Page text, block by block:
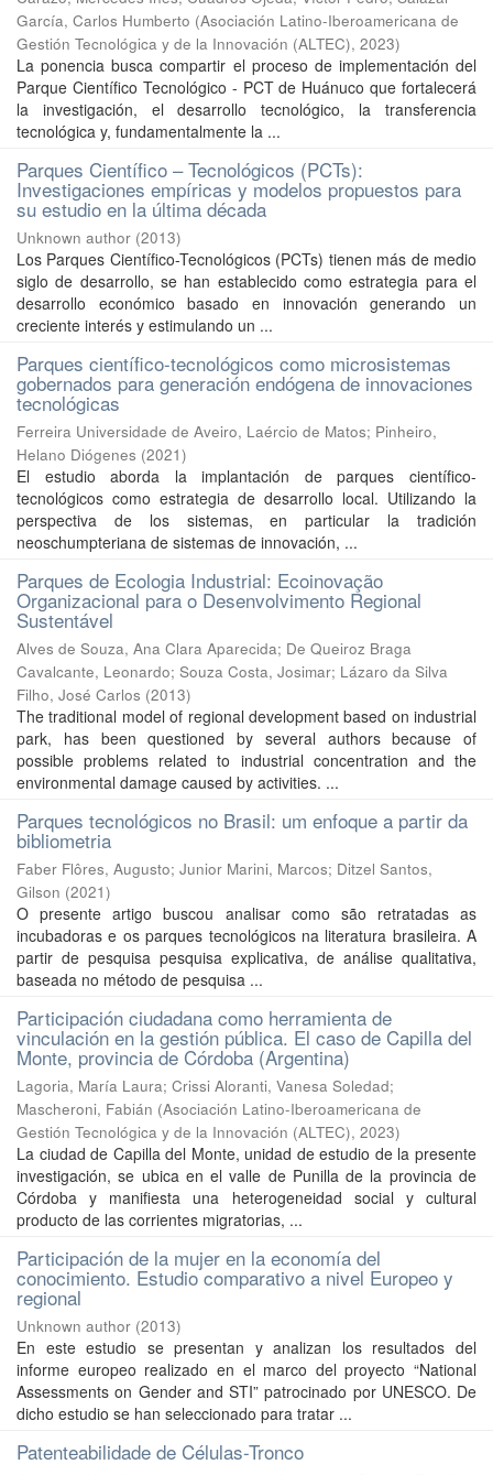
García, Carlos Humberto (Asociación Latino-Iberoamericana de
Gestión Tecnológica y de la Innovación (ALTEC), 2023)
La ponencia busca compartir el proceso de implementación del
Parque Científico Tecnológico - PCT de Huánuco que fortalecerá
la investigación, el desarrollo tecnológico, la transferencia
tecnológica y, fundamentalmente la ...
Parques Científico – Tecnológicos (PCTs):
Investigaciones empíricas y modelos propuestos para
su estudio en la última década
Unknown author (2013)
Los Parques Científico-Tecnológicos (PCTs) tienen más de medio
siglo de desarrollo, se han establecido como estrategia para el
desarrollo económico basado en innovación generando un
creciente interés y estimulando un ...
Parques científico-tecnológicos como microsistemas
gobernados para generación endógena de innovaciones
tecnológicas
Ferreira Universidade de Aveiro, Laércio de Matos; Pinheiro,
Helano Diógenes (2021)
El estudio aborda la implantación de parques científico-
tecnológicos como estrategia de desarrollo local. Utilizando la
perspectiva de los sistemas, en particular la tradición
neoschumpteriana de sistemas de innovación, ...
Parques de Ecologia Industrial: Ecoinovação
Organizacional para o Desenvolvimento Regional
Sustentável
Alves de Souza, Ana Clara Aparecida; De Queiroz Braga
Cavalcante, Leonardo; Souza Costa, Josimar; Lázaro da Silva
Filho, José Carlos (2013)
The traditional model of regional development based on industrial
park, has been questioned by several authors because of
possible problems related to industrial concentration and the
environmental damage caused by activities. ...
Parques tecnológicos no Brasil: um enfoque a partir da
bibliometria
Faber Flôres, Augusto; Junior Marini, Marcos; Ditzel Santos,
Gilson (2021)
O presente artigo buscou analisar como são retratadas as
incubadoras e os parques tecnológicos na literatura brasileira. A
partir de pesquisa pesquisa explicativa, de análise qualitativa,
baseada no método de pesquisa ...
Participación ciudadana como herramienta de
vinculación en la gestión pública. El caso de Capilla del
Monte, provincia de Córdoba (Argentina)
Lagoria, María Laura; Crissi Aloranti, Vanesa Soledad;
Mascheroni, Fabián (Asociación Latino-Iberoamericana de
Gestión Tecnológica y de la Innovación (ALTEC), 2023)
La ciudad de Capilla del Monte, unidad de estudio de la presente
investigación, se ubica en el valle de Punilla de la provincia de
Córdoba y manifiesta una heterogeneidad social y cultural
producto de las corrientes migratorias, ...
Participación de la mujer en la economía del
conocimiento. Estudio comparativo a nivel Europeo y
regional
Unknown author (2013)
En este estudio se presentan y analizan los resultados del
informe europeo realizado en el marco del proyecto “National
Assessments on Gender and STI” patrocinado por UNESCO. De
dicho estudio se han seleccionado para tratar ...
Patenteabilidade de Células-Tronco